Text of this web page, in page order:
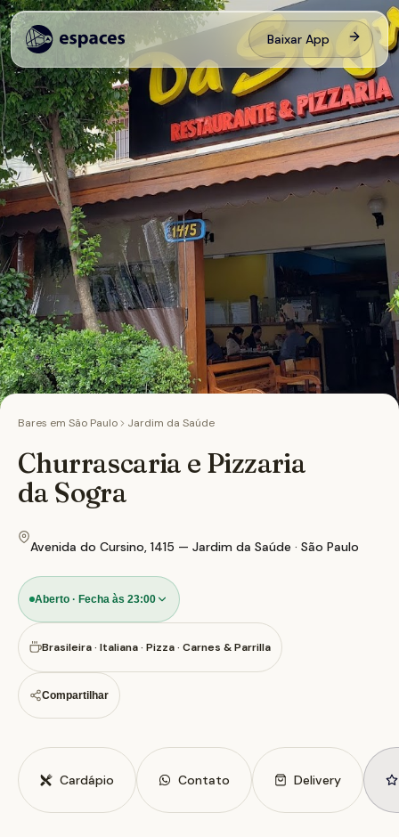
Baixar App
Bares em São Paulo Jardim da Saúde
Churrascaria e Pizzaria
da Sogra
Avenida do Cursino, 1415 — Jardim da Saúde · São Paulo
Aberto · Fecha às 23:00
Brasileira · Italiana · Pizza · Carnes & Parrilla
Compartilhar
Cardápio Contato Delivery